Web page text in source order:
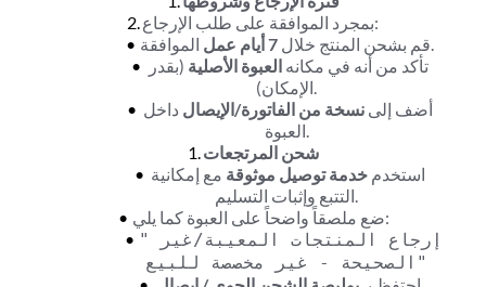
بمجرد الموافقة على طلب الإرجاع:
قم بشحن المنتج خلال 7 أيام عمل
الموافقة.
تأكد من أنه في مكانه العبوة الأصلية
الإمكان).
أضف إلى نسخة من الفاتورة/الإيصال
العبوة.
شحن المرتجعات
استخدم خدمة توصيل موثوقة
التتبع وإثبات التسليم.
ضع ملصقاً واضحاً على العبوة كما يلي:
"إرجاع المنتجات المعيبة/غير
الصحيحة - غير مخصصة للبيع"